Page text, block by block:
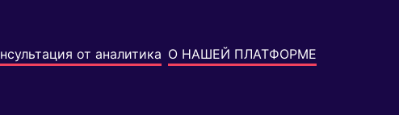
от аналитика О НАШЕЙ ПЛАТФОРМЕ